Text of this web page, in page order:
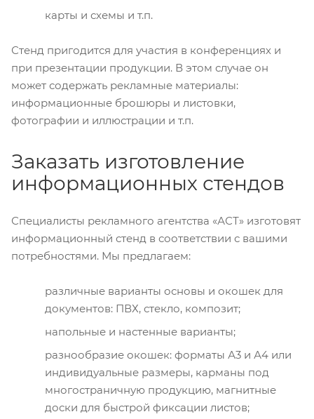
карты и схемы и т.п.
Стенд пригодится для участия в конференциях и
при презентации продукции. В этом случае он
может содержать рекламные материалы:
информационные брошюры и листовки,
фотографии и иллюстрации и т.п.
Заказать изготовление
информационных стендов
Специалисты рекламного агентства «АСТ» изготовят
информационный стенд в соответствии с вашими
потребностями. Мы предлагаем:
различные варианты основы и окошек для
документов: ПВХ, стекло, композит;
напольные и настенные варианты;
разнообразие окошек: форматы А3 и А4 или
индивидуальные размеры, карманы под
многостраничную продукцию, магнитные
доски для быстрой фиксации листов;